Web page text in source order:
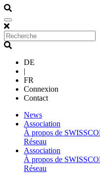
DE
|
FR
Connexion
Contact
News(current)
Association
À propos de
Réseau
Association
À propos de
Réseau